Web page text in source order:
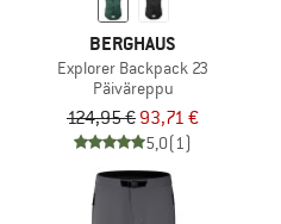
BERGHAUS
Explorer Backpack 23
Päiväreppu
124,95 € 93,71 €
5,0(1)